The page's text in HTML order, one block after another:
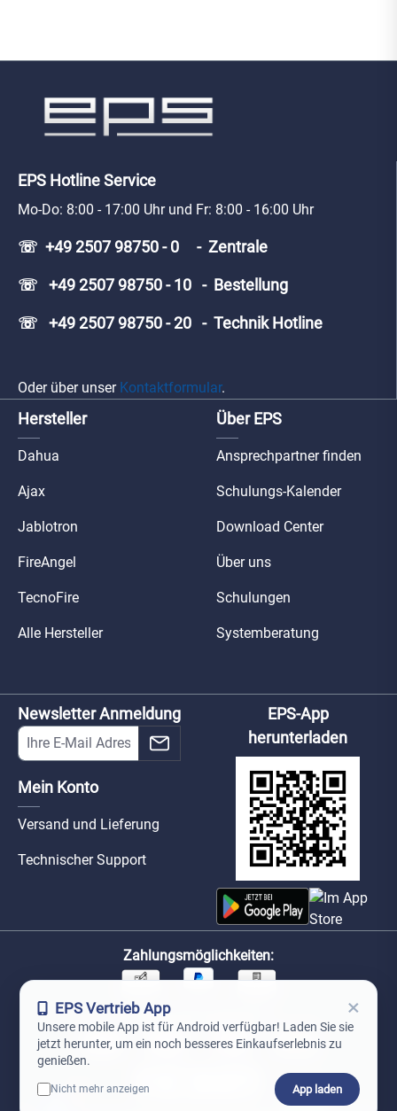
EPS Hotline Service
Mo-Do: 8:00 - 17:00 Uhr und Fr: 8:00 - 16:00 Uhr
☏ +49 2507 98750 - 0 - Zentrale
☏ +49 2507 98750 - 10 - Bestellung
☏ +49 2507 98750 - 20 - Technik Hotline
Oder über unser Kontaktformular.
Hersteller
Dahua
Ajax
Jablotron
FireAngel
TecnoFire
Alle Hersteller
Über EPS
Ansprechpartner finden
Schulungs-Kalender
Download Center
Über uns
Schulungen
Systemberatung
Newsletter Anmeldung
Mein Konto
Versand und Lieferung
Technischer Support
EPS-App
herunterladen
Zahlungsmöglichkeiten:
Unsere Versandpartner:
EPS Vertrieb App ×
Unsere mobile App ist für Android verfügbar! Laden Sie sie
jetzt herunter, um ein noch besseres Einkaufserlebnis zu
genießen.
Nicht mehr anzeigen App laden